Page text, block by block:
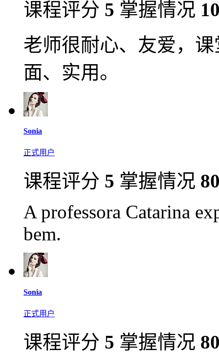
课程评分 5 掌握情况
老师很耐心、友爱，
面、实用。
Sonia
正式用户
课程评分 5 掌握情况
A professora Catarina
bem.
Sonia
正式用户
课程评分 5 掌握情况